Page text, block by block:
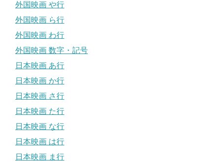
外国映画 や行
外国映画 ら行
外国映画 わ行
外国映画 数字・記号
日本映画 あ行
日本映画 か行
日本映画 さ行
日本映画 た行
日本映画 な行
日本映画 は行
日本映画 ま行